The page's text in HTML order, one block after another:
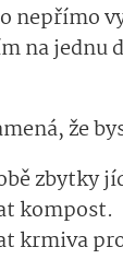
nepřímo
na jednu
že
zbytky
kompost.
krmiva